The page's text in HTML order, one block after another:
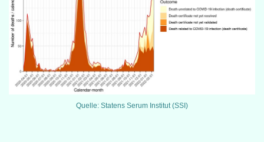
Quelle: Statens Serum Institut (SSI)